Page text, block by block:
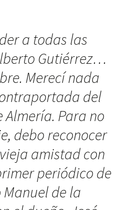
a todas las
Gutiérrez…
Merecí nada
del
Almería. Para no
debo reconocer
amistad con
periódico de
de la